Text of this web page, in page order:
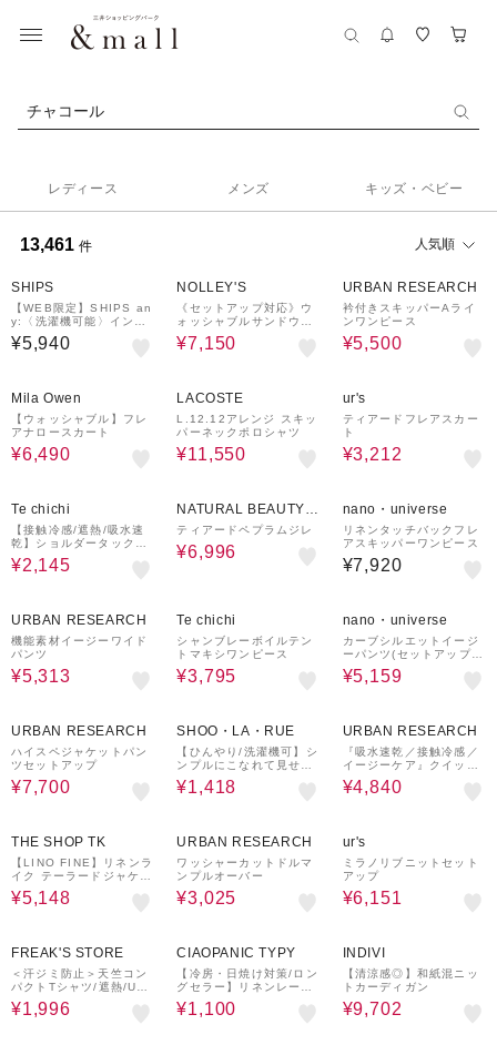
チャコール
レディース メンズ キッズ・ベビー
13,461 件 人気順
SHIPS
【WEB限定】SHIPS an
y:〈洗濯機可能〉インレ
イ ハーフスリーブ ショ
ートTEE
¥5,940
NOLLEY'S
《セットアップ対応》ウ
ォッシャブルサンドウォ
ッシュアシメブラウス
¥7,150
URBAN RESEARCH
衿付きスキッパーAライ
ンワンピース
¥5,500
Mila Owen
【ウォッシャブル】フレ
アナロースカート
¥6,490
LACOSTE
L.12.12アレンジ スキッ
パーネックポロシャツ
¥11,550
ur's
ティアードフレアスカー
ト
¥3,212
Te chichi
【接触冷感/遮熱/吸水速
乾】ショルダータックド
ルマンTシャツ
¥2,145
NATURAL BEAUTY B
ASIC
ティアードペプラムジレ
¥6,996
nano・universe
リネンタッチバックフレ
アスキッパーワンピース
¥7,920
URBAN RESEARCH
機能素材イージーワイド
パンツ
¥5,313
Te chichi
シャンブレーボイルテン
トマキシワンピース
¥3,795
nano・universe
カーブシルエットイージ
ーパンツ(セットアップ
可)
¥5,159
URBAN RESEARCH
ハイスペジャケットパン
ツセットアップ
¥7,700
SHOO・LA・RUE
【ひんやり/洗濯機可】シ
ンプルにこなれて見せる
お袖ギャザードルマンT
シャツ
¥1,418
URBAN RESEARCH
『吸水速乾／接触冷感／
イージーケア』クイック
ドライ ドロストショート
スリーブTシャツ
¥4,840
THE SHOP TK
【LINO FINE】リネンラ
イク テーラードジャケッ
ト 吸水速乾/イージーケ
ア/UVカット/洗濯機OK
¥5,148
URBAN RESEARCH
ワッシャーカットドルマ
ンプルオーバー
¥3,025
ur's
ミラノリブニットセット
アップ
¥6,151
FREAK'S STORE
＜汗ジミ防止＞天竺コン
パクトTシャツ/遮熱/UV
カット
¥1,996
CIAOPANIC TYPY
【冷房・日焼け対策/ロン
グセラー】リネンレーヨ
ンバンドカラーシャツ
¥1,100
INDIVI
【清涼感◎】和紙混ニッ
トカーディガン
¥9,702